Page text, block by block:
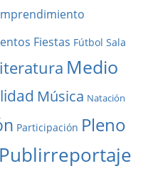
Fiestas Fútbol Sala
Medio
Música Natación
Participación Pleno
Publirreportaje